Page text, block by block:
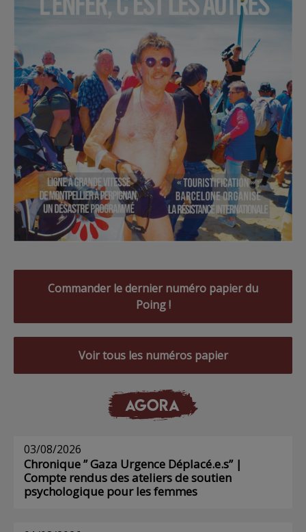
Commander le dernier numéro papier du
Poing !
Voir tous les numéros papier
AGORA
03/08/2026
Chronique ” Gaza Urgence Déplacé.e.s” |
Compte rendus des ateliers de soutien
psychologique pour les femmes